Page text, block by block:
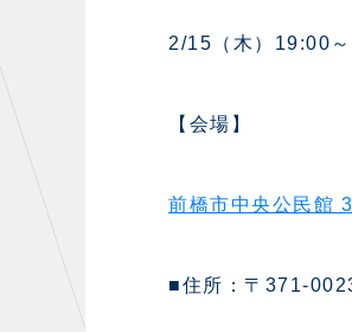
2/15（木）19:00～
【会場】
前橋市中央公民館
■住所：〒371-